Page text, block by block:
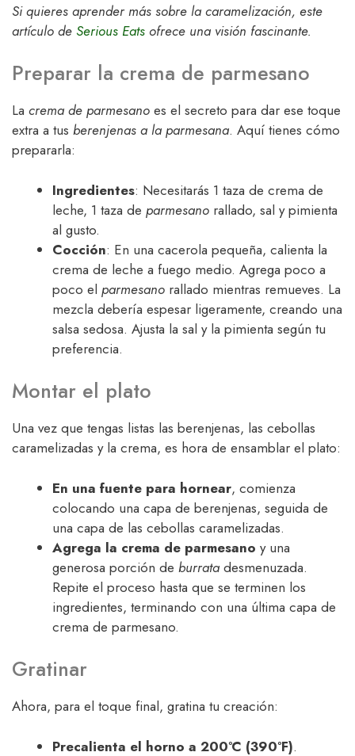
Si quieres aprender más sobre la caramelización, este
artículo de Serious Eats ofrece una visión fascinante.
Preparar la crema de parmesano
La crema de parmesano es el secreto para dar ese toque
extra a tus berenjenas a la parmesana. Aquí tienes cómo
prepararla:
Ingredientes: Necesitarás 1 taza de crema de
leche, 1 taza de parmesano rallado, sal y pimienta
al gusto.
Cocción: En una cacerola pequeña, calienta la
crema de leche a fuego medio. Agrega poco a
poco el parmesano rallado mientras remueves. La
mezcla debería espesar ligeramente, creando una
salsa sedosa. Ajusta la sal y la pimienta según tu
preferencia.
Montar el plato
Una vez que tengas listas las berenjenas, las cebollas
caramelizadas y la crema, es hora de ensamblar el plato:
En una fuente para hornear, comienza
colocando una capa de berenjenas, seguida de
una capa de las cebollas caramelizadas.
Agrega la crema de parmesano y una
generosa porción de burrata desmenuzada.
Repite el proceso hasta que se terminen los
ingredientes, terminando con una última capa de
crema de parmesano.
Gratinar
Ahora, para el toque final, gratina tu creación:
Precalienta el horno a 200°C (390°F).